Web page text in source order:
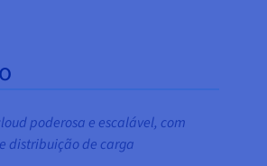
poderosa e escalável, com
distribuição de carga